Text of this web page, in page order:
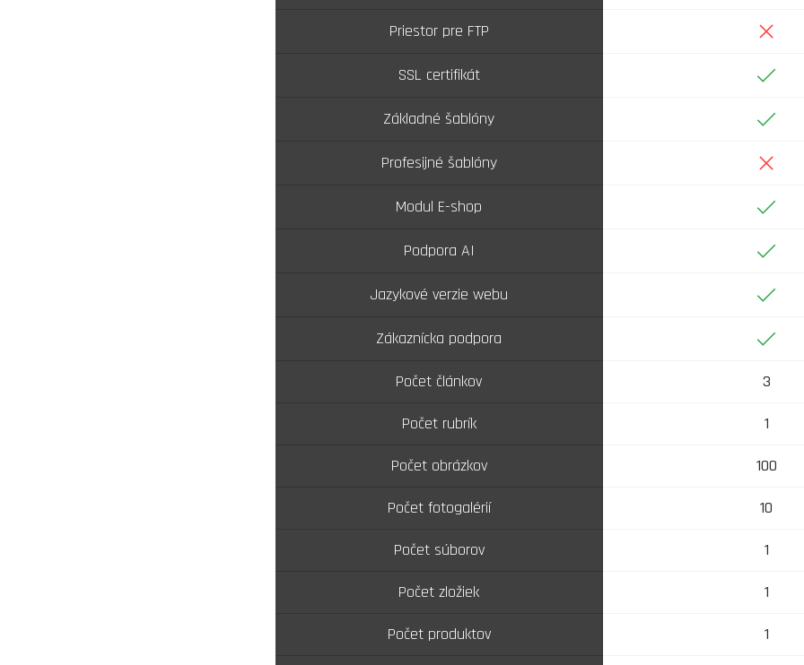
Priestor pre FTP Nie
SSL certifikát Áno
Základné šablóny Áno
Profesijné šablóny Nie
Modul E-shop Áno
Podpora AI Áno
Jazykové verzie webu Áno
Zákaznícka podpora Áno
Počet článkov 3
Počet rubrík 1
Počet obrázkov 100
Počet fotogalérií 10
Počet súborov 1
Počet zložiek 1
Počet produktov 1